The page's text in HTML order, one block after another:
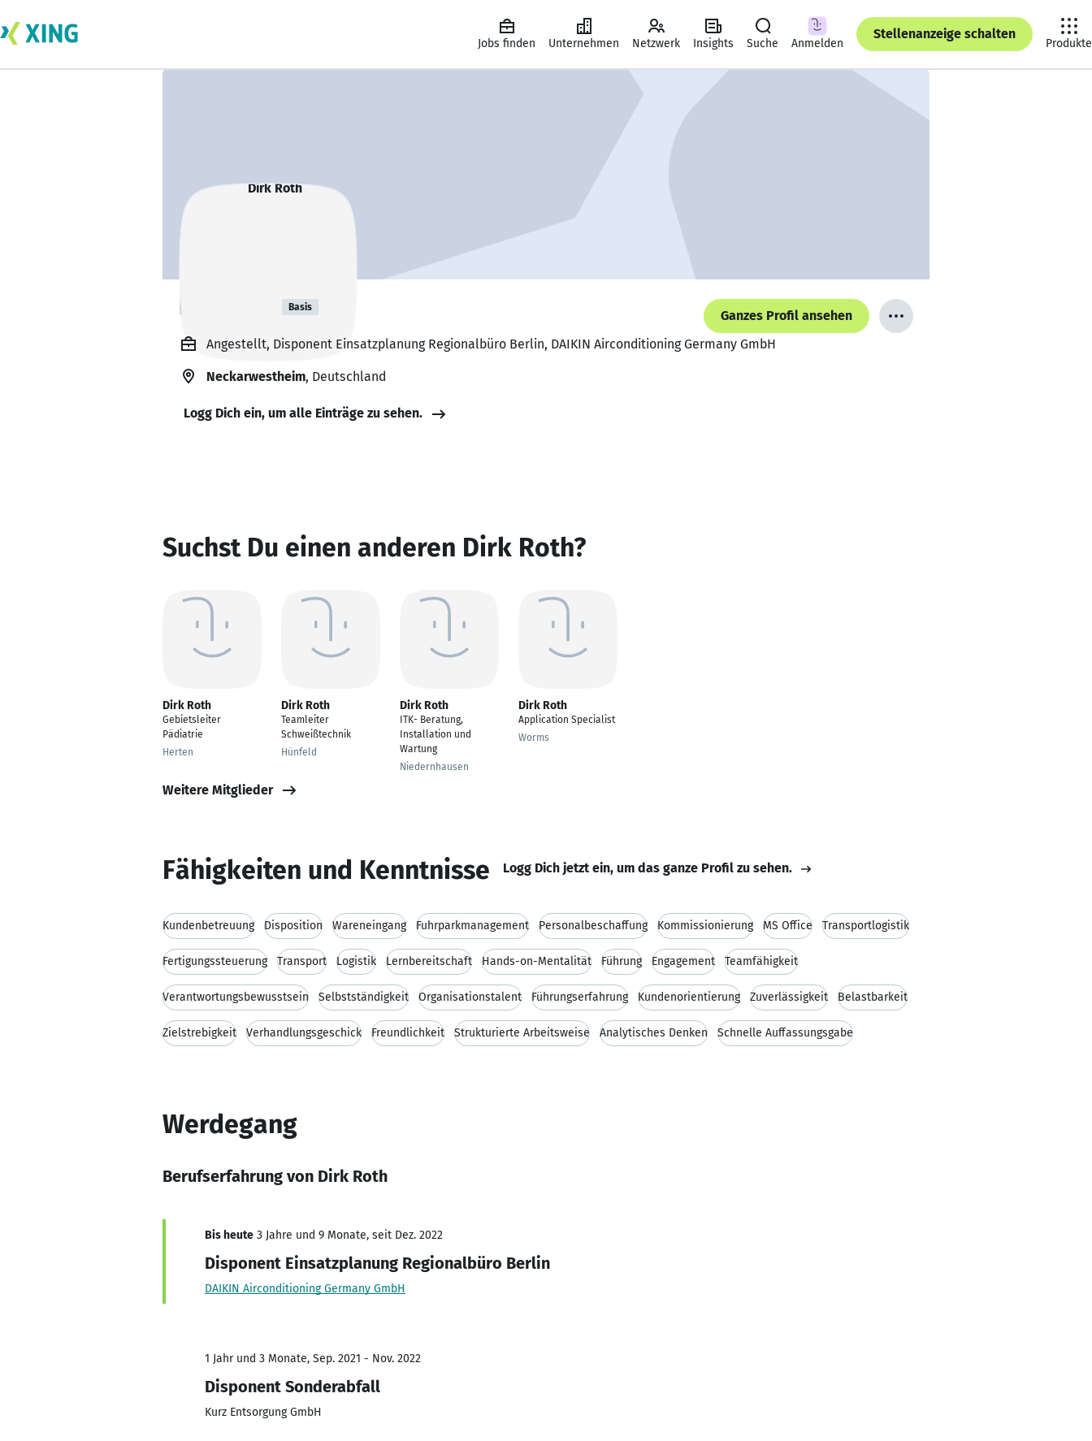
Jobs finden Unternehmen Netzwerk Insights Suche Anmelden
Stellenanzeige schalten
Produkte
Dirk Roth Basis
Ganzes Profil ansehen
Angestellt, Disponent Einsatzplanung Regionalbüro Berlin, DAIKIN Airconditioning Germany GmbH
Neckarwestheim, Deutschland
Logg Dich ein, um alle Einträge zu sehen.
Suchst Du einen anderen Dirk Roth?
Dirk Roth
Gebietsleiter
Pädiatrie
Herten
Dirk Roth
Teamleiter
Schweißtechnik
Hünfeld
Dirk Roth
ITK- Beratung,
Installation und
Wartung
Niedernhausen
Dirk Roth
Application Specialist
Worms
Weitere Mitglieder
Fähigkeiten und Kenntnisse Logg Dich jetzt ein, um das ganze Profil zu sehen.
Kundenbetreuung Disposition Wareneingang Fuhrparkmanagement Personalbeschaffung Kommissionierung MS Office Transportlogistik
Fertigungssteuerung Transport Logistik Lernbereitschaft Hands-on-Mentalität Führung Engagement Teamfähigkeit
Verantwortungsbewusstsein Selbstständigkeit Organisationstalent Führungserfahrung Kundenorientierung Zuverlässigkeit Belastbarkeit
Zielstrebigkeit Verhandlungsgeschick Freundlichkeit Strukturierte Arbeitsweise Analytisches Denken Schnelle Auffassungsgabe
Werdegang
Berufserfahrung von Dirk Roth
Bis heute 3 Jahre und 9 Monate, seit Dez. 2022
Disponent Einsatzplanung Regionalbüro Berlin
DAIKIN Airconditioning Germany GmbH
1 Jahr und 3 Monate, Sep. 2021 - Nov. 2022
Disponent Sonderabfall
Kurz Entsorgung GmbH